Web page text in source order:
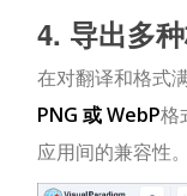
4. 导出多
在对翻译和格式
PNG 或 WebP格
应用间的兼容性。